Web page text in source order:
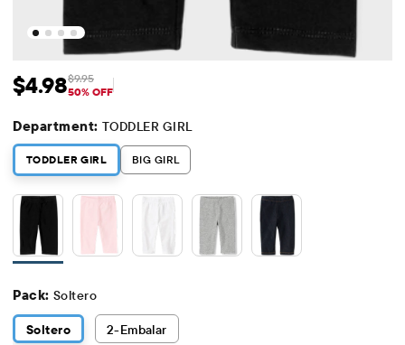
Precio de venta: $4.98
$4.98 Precio original: $9.95
$9.95
50% OFF
Department: TODDLER GIRL
TODDLER GIRL BIG GIRL
Pack: Soltero
Soltero 2-Embalar